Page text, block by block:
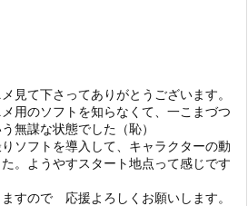
見て下さってありがとうございます。
用のソフトを知らなくて、一こまづつ
無謀な状態でした（恥）
ソフトを導入して、キャラクターの動
。ようやすスタート地点って感じです
すので 応援よろしくお願いします。